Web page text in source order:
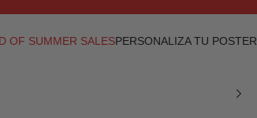
Anterior
OF SUMMER SALESPERSONALIZA TU POSTER